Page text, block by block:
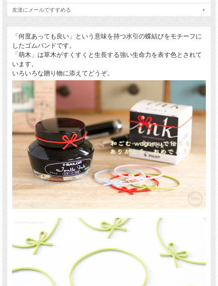
友達にメールですすめる
「何度あっても良い」という意味を持つ水引の蝶結びをモチーフに
したゴムバンドです。
「萌木」は草木がすくすくと生長する強い生命力を表す色とされて
います。
いろいろな贈り物に添えてどうぞ。